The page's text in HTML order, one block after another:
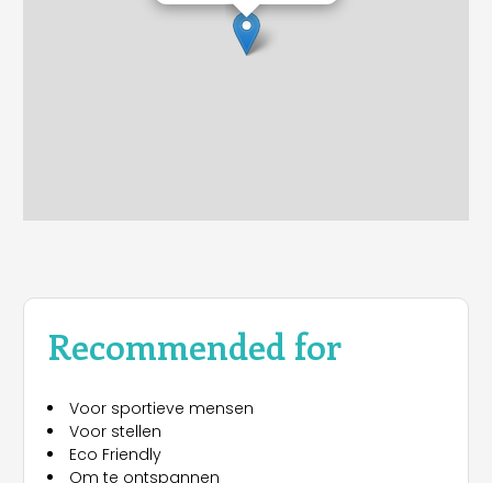
Recommended for
Voor sportieve mensen
Voor stellen
Eco Friendly
Om te ontspannen